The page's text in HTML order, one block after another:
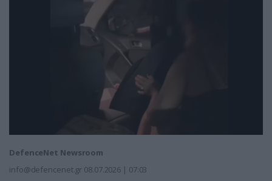
DefenceNet Newsroom
info@defencenet.gr 08.07.2026 | 07:03